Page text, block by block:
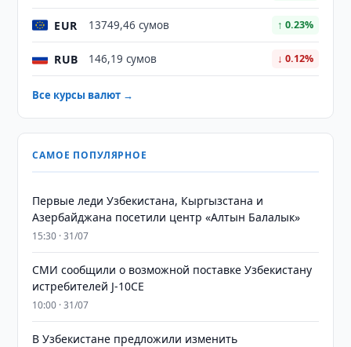
EUR 13749,46 сумов ↑ 0.23%
RUB 146,19 сумов ↓ 0.12%
Все курсы валют →
САМОЕ ПОПУЛЯРНОЕ
Первые леди Узбекистана, Кыргызстана и
Азербайджана посетили центр «Алтын Балалык»
15:30 · 31/07
СМИ сообщили о возможной поставке Узбекистану
истребителей J-10CE
10:00 · 31/07
В Узбекистане предложили изменить